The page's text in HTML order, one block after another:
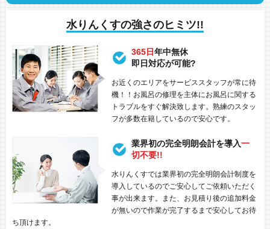
水りんくすの強さのヒミツ!!
365日年中無休
即日対応が可能?
お近くのエリアをサービススタッフが常に待
機！！お風呂の修理を主体にお風呂に関する
トラブルをすぐ解決致します。熟練のスタッ
フが多数在籍しているので安心です。
業界初の完全明朗会計を導入一
切不要!!
水りんくすでは業界初の完全明朗会計制度を
導入しているのでご安心してご依頼いただく
事が出来ます。また、お見積り後の追加料金
が無いので作業が完了するまで安心してお待
ち頂けます。